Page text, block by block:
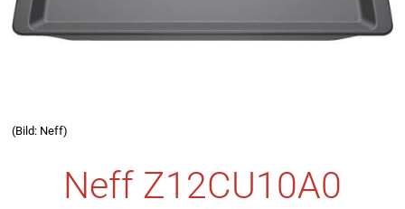
(Bild: Neff)
Neff Z12CU10A0